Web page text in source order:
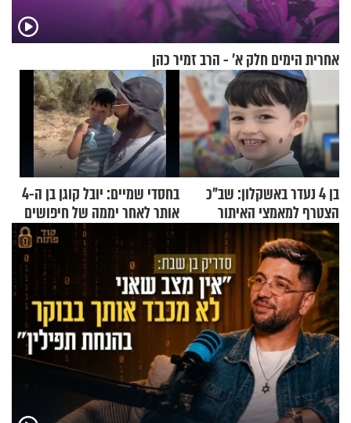
אחרית הימים חלק א’ - הרב זמיר כהן
בן 4 נעדר באשקלון: שב"כ
הצטרף למאמצי האיתור
בחסדי שמיים: יובל קוגן בן ה-4
אותר לאחר יממה של חיפושים